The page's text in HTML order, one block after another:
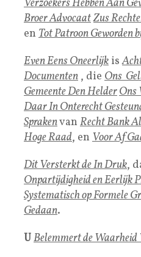
Verzoekers Hebben Aan
Broer AdvocaatZus
en TotPatroon Geworden
Even Eens Oneerlijk is
Documenten , die Ons
Gemeente Den HelderOns
Daar In Onterecht
Sprakenvan Recht Bank
Hoge Raad, en Voor Af
Dit Versterkt de In Druk,
Onpartijdigheid en Eerlijk
Systematisch op Formele
Gedaan.
UBelemmert de